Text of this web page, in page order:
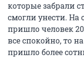
которые забрали
смогли унести.
пришло человек
все спокойно, то
пришло более